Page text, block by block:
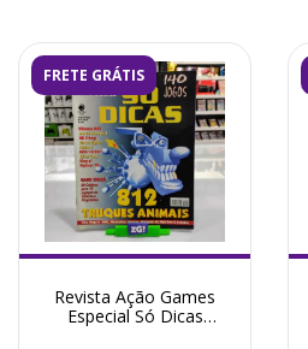
FRETE GRÁTIS
Revista Ação Games
Especial Só Dicas